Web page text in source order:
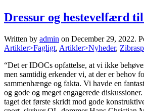
Dressur og hestevelfærd
Written by admin on December 29, 2022.
Artikler>Fagligt, Artikler>Nyheder,
“Det er IDOCs opfattelse, at vi ikke
men samtidig erkender vi, at der er behov
sammenhænge og fakta. Vi havde en
og gode og meget engagerede
taget det første skridt mod gode